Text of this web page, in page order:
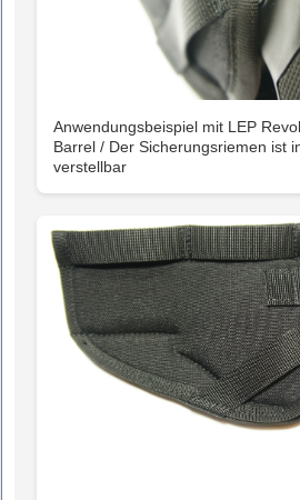
Anwendungsbeispiel mit LEP
Barrel / Der Sicherungsriemen ist
verstellbar